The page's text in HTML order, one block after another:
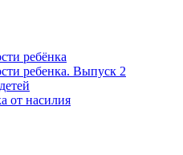
ребёнка
ребенка. Выпуск 2
от насилия